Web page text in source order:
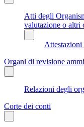
Atti degli
valutazione o altri
Organi di revisione
Relazioni degli
Corte dei conti